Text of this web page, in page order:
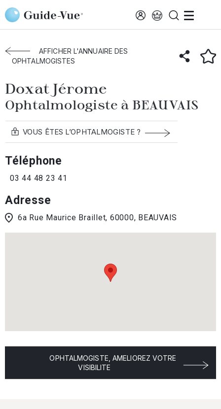
Aller au contenu principal
Accueil Annuaire des ophtalmologistes
Beauvais
Doxat Jérome
AFFICHER L'ANNUAIRE DES
OPHTALMOGISTES
Doxat Jérome
Ophtalmologiste à BEAUVAIS
VOUS ÊTES L’OPHTALMOGISTE ?
Téléphone
03 44 48 23 41
Adresse
6a Rue Maurice Braillet, 60000, BEAUVAIS
OPHTALMOGISTE, AMELIOREZ VOTRE
VISIBILITE